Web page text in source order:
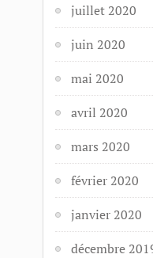
juillet 2020
juin 2020
mai 2020
avril 2020
mars 2020
février 2020
janvier 2020
décembre